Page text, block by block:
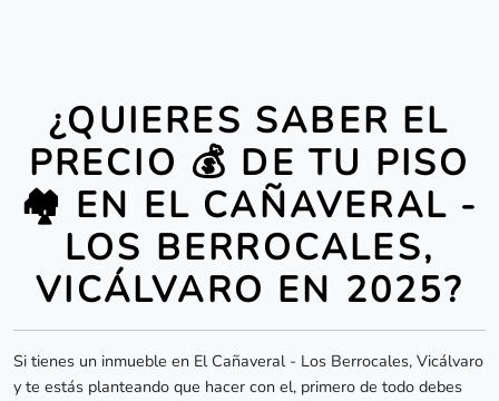
¿QUIERES SABER EL
PRECIO 💰 DE TU PISO
🏘️ EN EL CAÑAVERAL -
LOS BERROCALES,
VICÁLVARO EN 2025?
Si tienes un inmueble en El Cañaveral - Los Berrocales, Vicálvaro
y te estás planteando que hacer con el, primero de todo debes